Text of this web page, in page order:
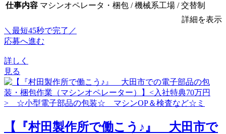
仕事内容 マシンオペレータ・梱包 / 機械系工場 / 交替制
詳細を表示
＼最短45秒で完了／
応募へ進む
詳しく
見る
【『村田製作所で働こう♪』 大田市で